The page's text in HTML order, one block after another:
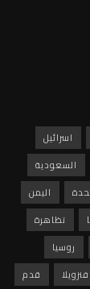
اسرائيل
السعودية
اليمن
تظاهرة
روسيا
فنزويلا قدم